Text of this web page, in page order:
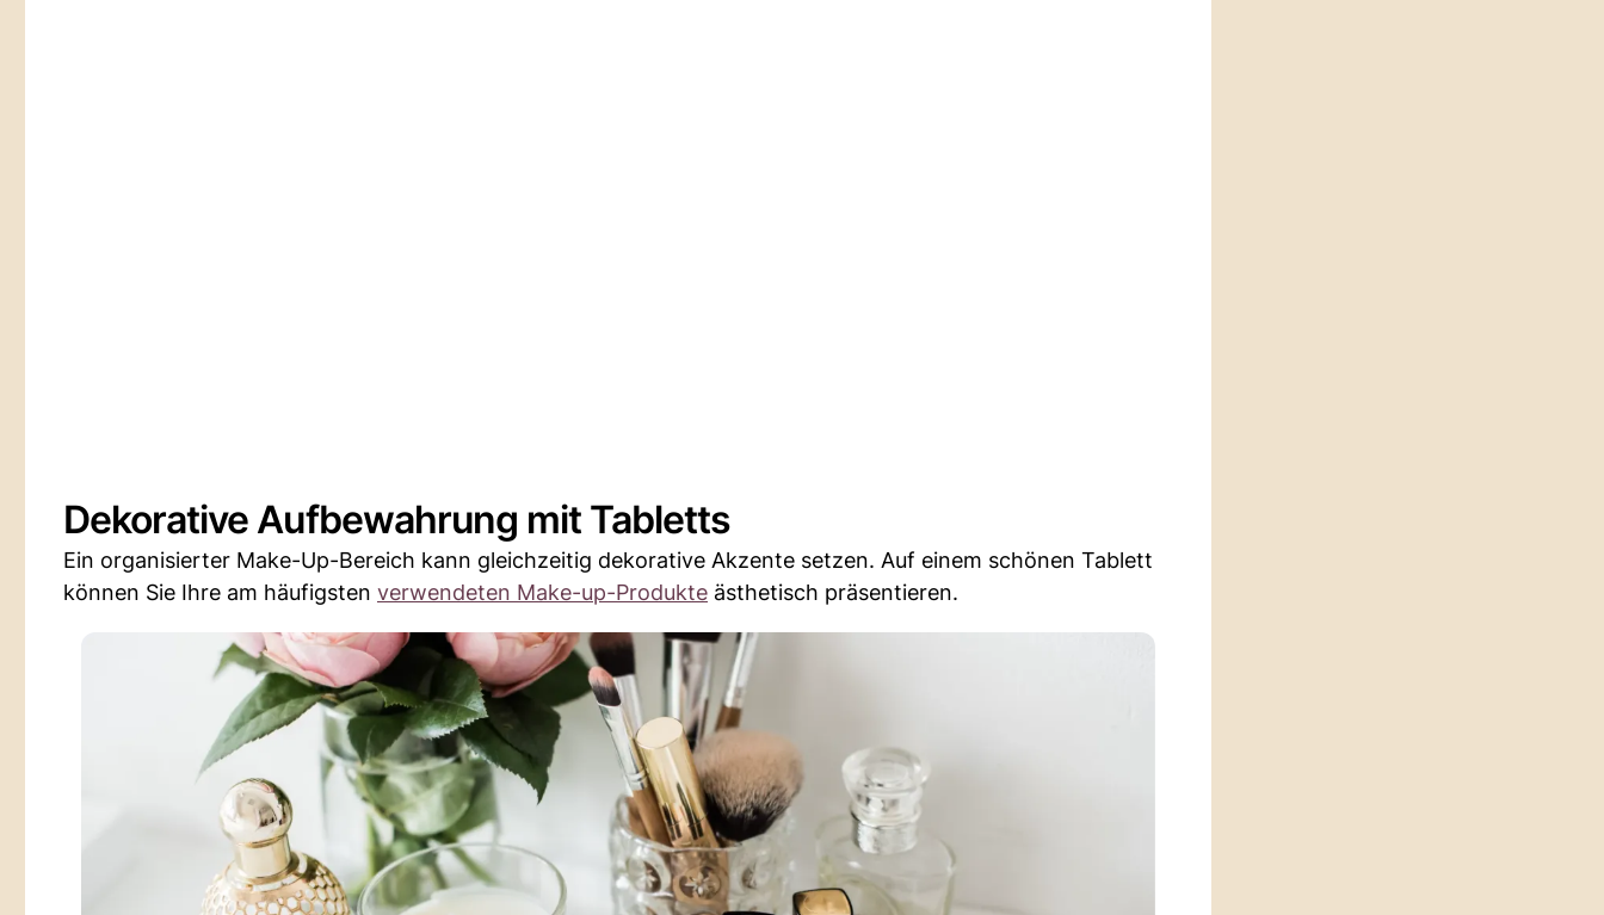
Dekorative Aufbewahrung mit Tabletts
Ein organisierter Make-Up-Bereich kann gleichzeitig dekorative Akzente setzen. Auf einem schönen Tablett
können Sie Ihre am häufigsten verwendeten Make-up-Produkte ästhetisch präsentieren.